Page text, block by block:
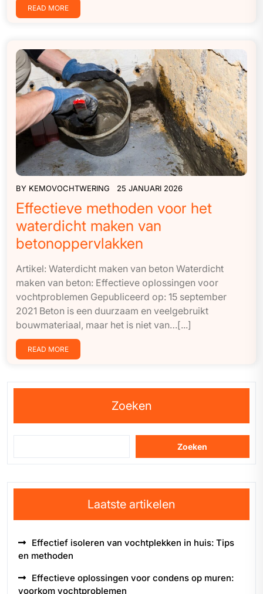
READ MORE
BY KEMOVOCHTWERING 25 JANUARI 2026
Effectieve methoden voor het
waterdicht maken van
betonoppervlakken
Artikel: Waterdicht maken van beton Waterdicht
maken van beton: Effectieve oplossingen voor
vochtproblemen Gepubliceerd op: 15 september
2021 Beton is een duurzaam en veelgebruikt
bouwmateriaal, maar het is niet van…[...]
READ MORE
Zoeken
Zoeken
Laatste artikelen
Effectief isoleren van vochtplekken in huis: Tips
en methoden
Effectieve oplossingen voor condens op muren:
voorkom vochtproblemen